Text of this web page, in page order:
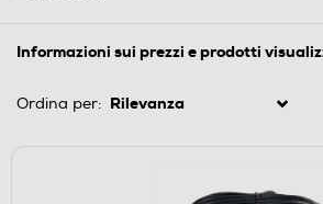
Informazioni sui prezzi e prodotti
Ordina per: